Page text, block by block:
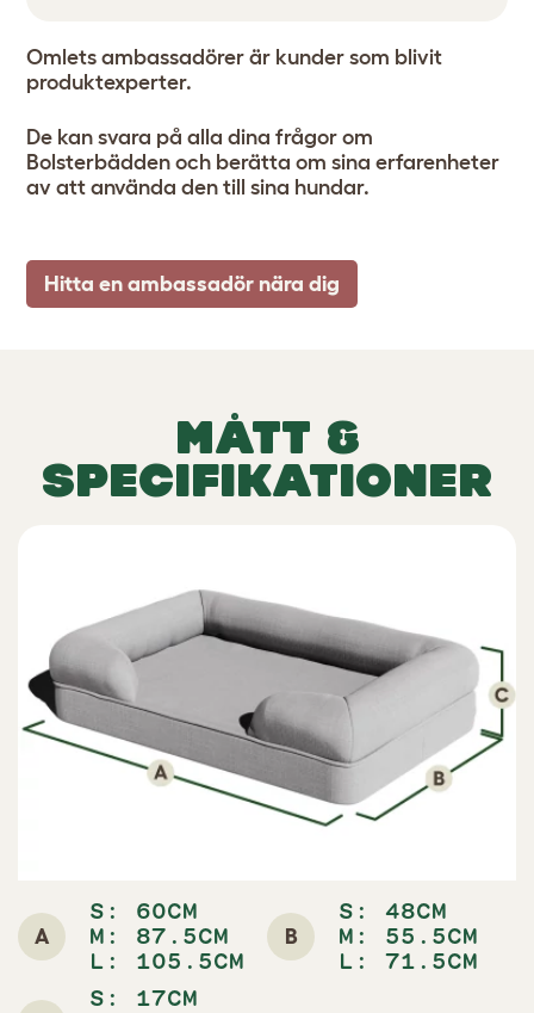
Omlets ambassadörer är kunder som blivit
produktexperter.
De kan svara på alla dina frågor om
Bolsterbädden och berätta om sina erfarenheter
av att använda den till sina hundar.
Hitta en ambassadör nära dig
MÅTT &
SPECIFIKATIONER
A
S: 60CM
M: 87.5CM
L: 105.5CM
B
S: 48CM
M: 55.5CM
L: 71.5CM
S: 17CM